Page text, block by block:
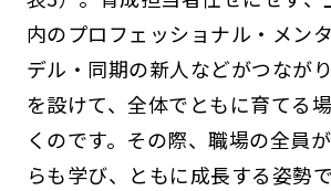
内のプロフェッショナル・メン
デル・同期の新人などがつなが
を設けて、全体でともに育てる
くのです。その際、職場の全員
らも学び、ともに成長する姿勢